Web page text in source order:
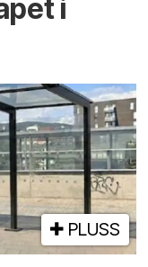
i
PLUSS